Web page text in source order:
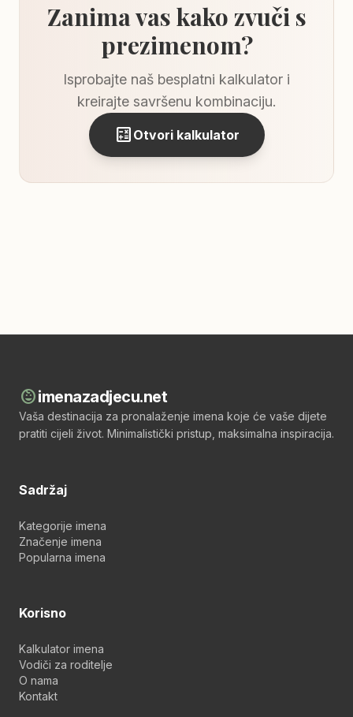
Zanima vas kako zvuči s
prezimenom?
Isprobajte naš besplatni kalkulator i
kreirajte savršenu kombinaciju.
calculate Otvori kalkulator
child_careimenazadjecu.net
Vaša destinacija za pronalaženje imena koje će vaše dijete
pratiti cijeli život. Minimalistički pristup, maksimalna inspiracija.
Sadržaj
Kategorije imena
Značenje imena
Popularna imena
Korisno
Kalkulator imena
Vodiči za roditelje
O nama
Kontakt